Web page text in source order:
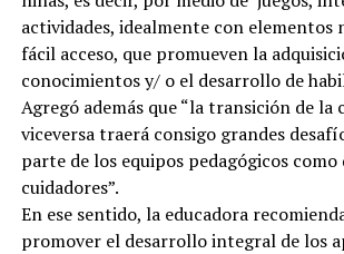
actividades, idealmente con elementos
fácil acceso, que promueven la
conocimientos y/ o el desarrollo de
Agregó además que “la transición de la
viceversa traerá consigo grandes
parte de los equipos pedagógicos como
cuidadores”.
En ese sentido, la educadora
promover el desarrollo integral de los